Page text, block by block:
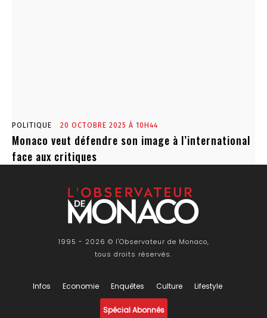
POLITIQUE 20 OCTOBRE 2025 À 10H44
Monaco veut défendre son image à l’international
face aux critiques
1995 - 2026 © l'Observateur de Monaco,
tous droits réservés.
Infos Economie Enquêtes Culture Lifestyle
Spécial Abonnés